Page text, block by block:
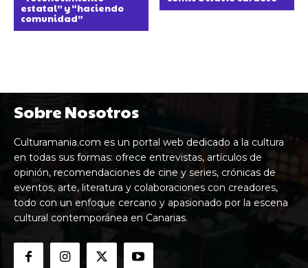
estatal” y “haciendo
comunidad”
Sobre Nosotros
Culturamania.com es un portal web dedicado a la cultura
en todas sus formas: ofrece entrevistas, artículos de
opinión, recomendaciones de cine y series, crónicas de
eventos, arte, literatura y colaboraciones con creadores,
todo con un enfoque cercano y apasionado por la escena
cultural contemporánea en Canarias.